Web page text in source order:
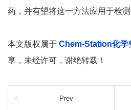
药，并有望将这一方法应用于检测
本文版权属于 Chem-Station化学
享，未经许可，谢绝转载！
Prev